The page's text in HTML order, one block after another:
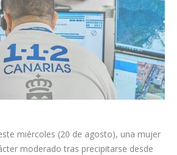
miércoles (20 de agosto), una mujer
moderado tras precipitarse desde